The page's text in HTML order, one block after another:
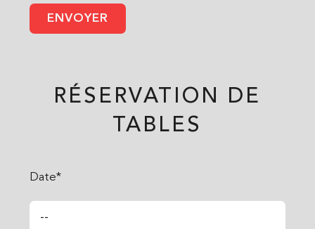
RÉSERVATION DE
TABLES
Date*